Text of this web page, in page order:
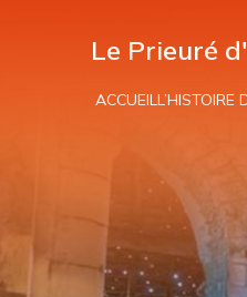
Le Prieuré
ACCUEILL’HISTOIRE